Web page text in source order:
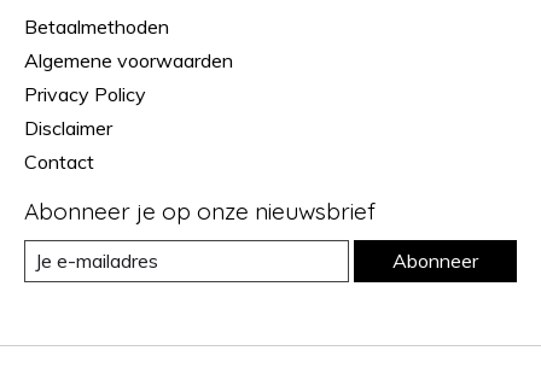
Betaalmethoden
Algemene voorwaarden
Privacy Policy
Disclaimer
Contact
Abonneer je op onze nieuwsbrief
Abonneer